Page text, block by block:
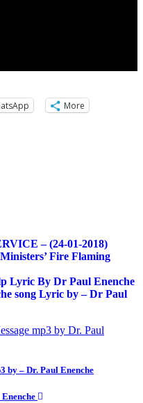
More
– (24-01-2018)
Fire Flaming
Lyric By Dr Paul Enenche
song Lyric by – Dr Paul
mp3 by Dr. Paul
by – Dr. Paul Enenche